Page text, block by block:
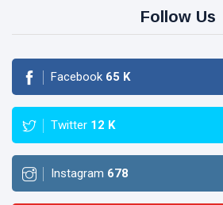
Follow Us
Facebook 65 K
Twitter 12 K
Instagram 678